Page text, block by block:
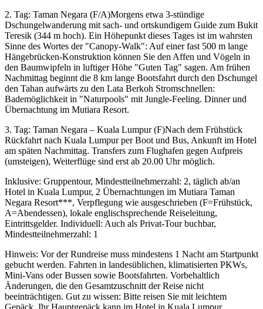
2. Tag: Taman Negara (F/A)Morgens etwa 3-stündige
Dschungelwanderung mit sach- und ortskundigem Guide zum Bukit
Teresik (344 m hoch). Ein Höhepunkt dieses Tages ist im wahrsten
Sinne des Wortes der "Canopy-Walk": Auf einer fast 500 m lange
Hängebrücken-Konstruktion können Sie den Affen und Vögeln in
den Baumwipfeln in luftiger Höhe "Guten Tag" sagen. Am frühen
Nachmittag beginnt die 8 km lange Bootsfahrt durch den Dschungel
den Tahan aufwärts zu den Lata Berkoh Stromschnellen:
Bademöglichkeit in "Naturpools" mit Jungle-Feeling. Dinner und
Übernachtung im Mutiara Resort.
3. Tag: Taman Negara – Kuala Lumpur (F)Nach dem Frühstück
Rückfahrt nach Kuala Lumpur per Boot und Bus, Ankunft im Hotel
am späten Nachmittag. Transfers zum Flughafen gegen Aufpreis
(umsteigen), Weiterflüge sind erst ab 20.00 Uhr möglich.
Inklusive: Gruppentour, Mindestteilnehmerzahl: 2, täglich ab/an
Hotel in Kuala Lumpur, 2 Übernachtungen im Mutiara Taman
Negara Resort***, Verpflegung wie ausgeschrieben (F=Frühstück,
A=Abendessen), lokale englischsprechende Reiseleitung,
Eintrittsgelder. Individuell: Auch als Privat-Tour buchbar,
Mindestteilnehmerzahl: 1
Hinweis: Vor der Rundreise muss mindestens 1 Nacht am Startpunkt
gebucht werden. Fahrten in landesüblichen, klimatisierten PKWs,
Mini-Vans oder Bussen sowie Bootsfahrten. Vorbehaltlich
Änderungen, die den Gesamtzuschnitt der Reise nicht
beeinträchtigen. Gut zu wissen: Bitte reisen Sie mit leichtem
Gepäck, Ihr Hauptgepäck kann im Hotel in Kuala Lumpur